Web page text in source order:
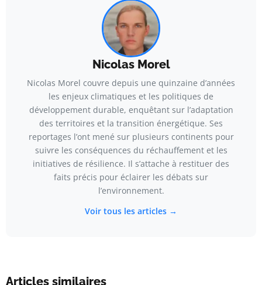
Nicolas Morel
Nicolas Morel couvre depuis une quinzaine d’années
les enjeux climatiques et les politiques de
développement durable, enquêtant sur l’adaptation
des territoires et la transition énergétique. Ses
reportages l’ont mené sur plusieurs continents pour
suivre les conséquences du réchauffement et les
initiatives de résilience. Il s’attache à restituer des
faits précis pour éclairer les débats sur
l’environnement.
Voir tous les articles →
Articles similaires